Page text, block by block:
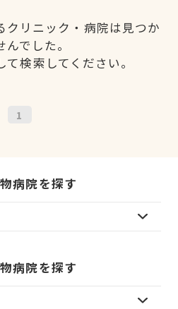
クリニック・病院は見つか
んでした。
検索してください。
1
病院を探す
病院を探す